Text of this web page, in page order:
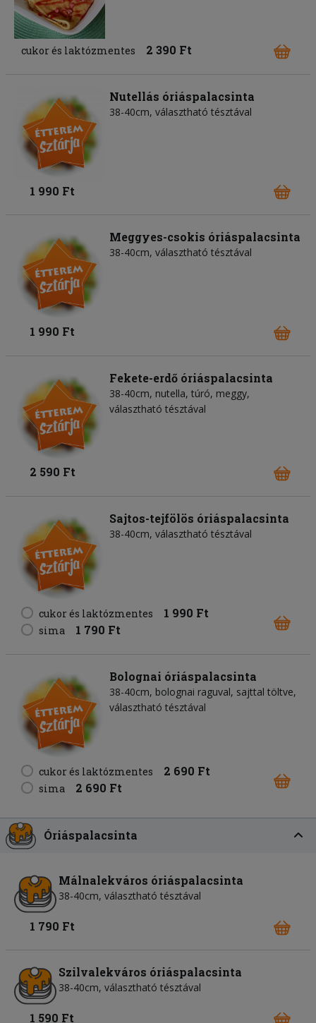
cukor és laktózmentes 2 390 Ft
Nutellás óriáspalacsinta
38-40cm, választható tésztával
1 990 Ft
Meggyes-csokis óriáspalacsinta
38-40cm, választható tésztával
1 990 Ft
Fekete-erdő óriáspalacsinta
38-40cm, nutella, túró, meggy,
választható tésztával
2 590 Ft
Sajtos-tejfölös óriáspalacsinta
38-40cm, választható tésztával
cukor és laktózmentes 1 990 Ft
sima 1 790 Ft
Bolognai óriáspalacsinta
38-40cm, bolognai raguval, sajttal töltve,
választható tésztával
cukor és laktózmentes 2 690 Ft
sima 2 690 Ft
Óriáspalacsinta
Málnalekváros óriáspalacsinta
38-40cm, választható tésztával
1 790 Ft
Szilvalekváros óriáspalacsinta
38-40cm, választható tésztával
1 590 Ft